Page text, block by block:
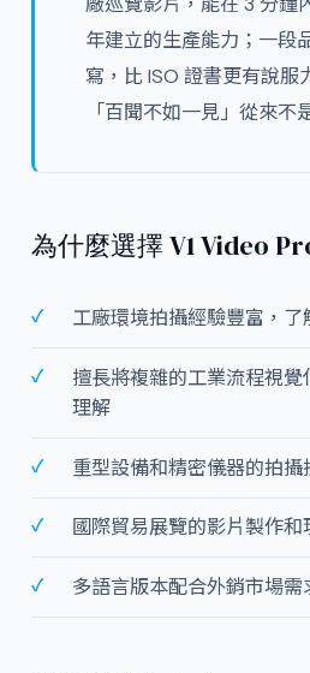
年建立的生產能力；一段
寫，比 ISO 證書更有說服
「百聞不如一見」從來不
為什麼選擇 V1 Video
工廠環境拍攝經驗豐富，
擅長將複雜的工業流程視
理解
重型設備和精密儀器的拍攝
國際貿易展覽的影片製作和
多語言版本配合外銷市場需